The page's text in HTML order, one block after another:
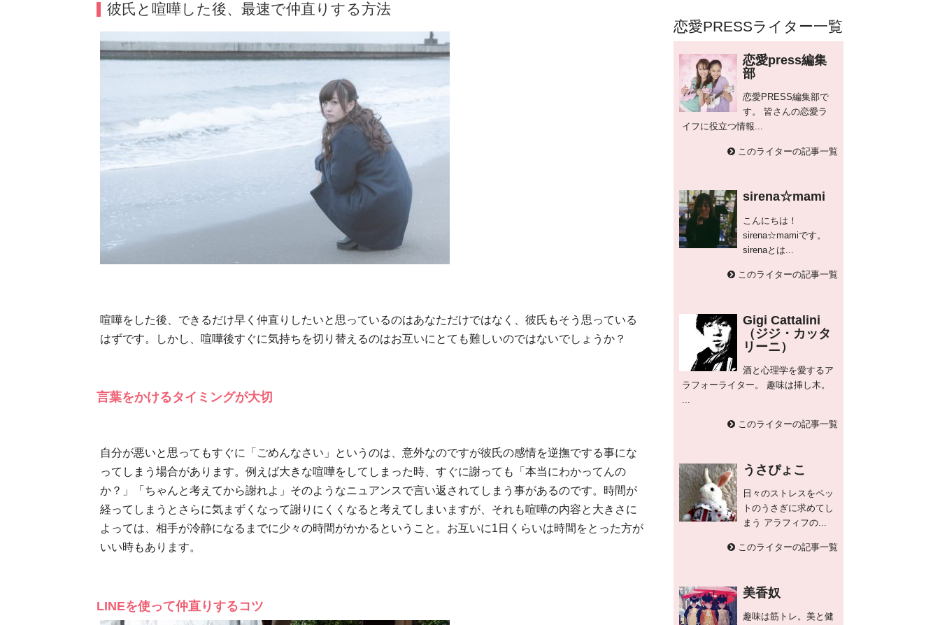
彼氏と喧嘩した後、最速で仲直りする方法
喧嘩をした後、できるだけ早く仲直りしたいと思っているのはあなただけではなく、彼氏もそう思っている
はずです。しかし、喧嘩後すぐに気持ちを切り替えるのはお互いにとても難しいのではないでしょうか？
言葉をかけるタイミングが大切
自分が悪いと思ってもすぐに「ごめんなさい」というのは、意外なのですが彼氏の感情を逆撫でする事にな
ってしまう場合があります。例えば大きな喧嘩をしてしまった時、すぐに謝っても「本当にわかってんの
か？」「ちゃんと考えてから謝れよ」そのようなニュアンスで言い返されてしまう事があるのです。時間が
経ってしまうとさらに気まずくなって謝りにくくなると考えてしまいますが、それも喧嘩の内容と大きさに
よっては、相手が冷静になるまでに少々の時間がかかるということ。お互いに1日くらいは時間をとった方が
いい時もあります。
LINEを使って仲直りするコツ
恋愛PRESSライター一覧
恋愛press編集
部
恋愛PRESS編集部で
す。 皆さんの恋愛ラ
イフに役立つ情報...
このライターの記事一覧
sirena☆mami
こんにちは！
sirena☆mamiです。
sirenaとは...
このライターの記事一覧
Gigi Cattalini
（ジジ・カッタ
リーニ）
酒と心理学を愛するア
ラフォーライター。 趣味は挿し木。
...
このライターの記事一覧
うさぴょこ
日々のストレスをペッ
トのうさぎに求めてし
まう アラフィフの...
このライターの記事一覧
美香奴
趣味は筋トレ。美と健